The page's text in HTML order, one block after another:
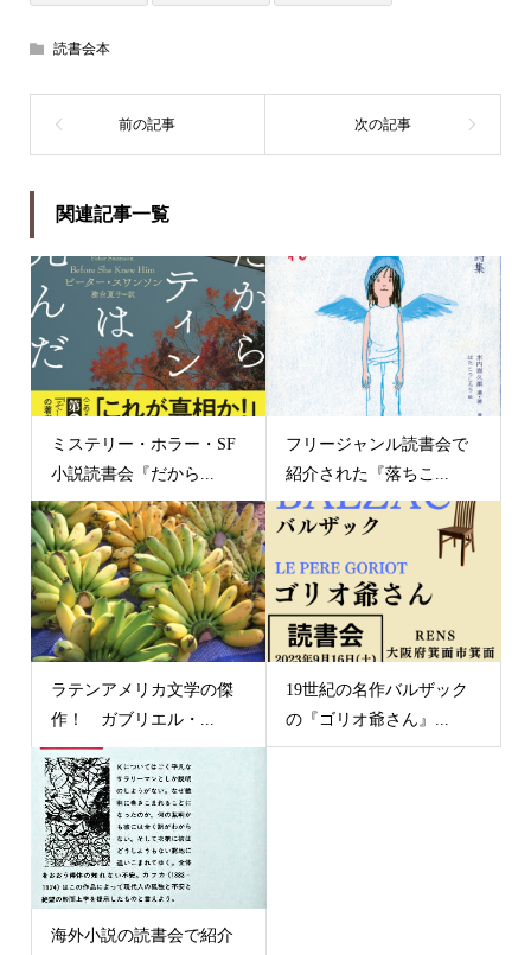
読書会本
関連記事一覧
ミステリー・ホラー・SF
小説読書会『だから...
フリージャンル読書会で
紹介された『落ちこ...
ラテンアメリカ文学の傑
作！ ガブリエル・...
19世紀の名作バルザック
の『ゴリオ爺さん』...
海外小説の読書会で紹介